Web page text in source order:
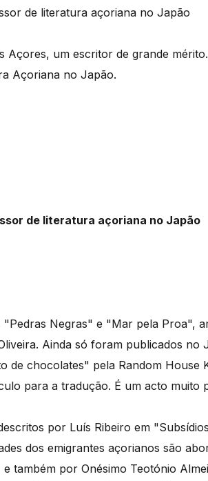
Açores, um escritor de grande mérito.
Açoriana no Japão.
Negras" e "Mar pela Proa",
Ainda só foram publicados no
de chocolates" pela Random House
para a tradução. É um acto muito
por Luís Ribeiro em
dos emigrantes açorianos são
também por Onésimo Teotónio